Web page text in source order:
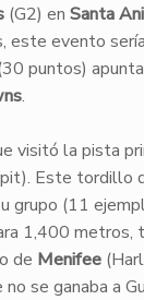
(G2) en Santa
este evento
puntos)
.
visitó la pista
Este tordillo
grupo (11
1,400 metros,
de Menifee
no se ganaba a